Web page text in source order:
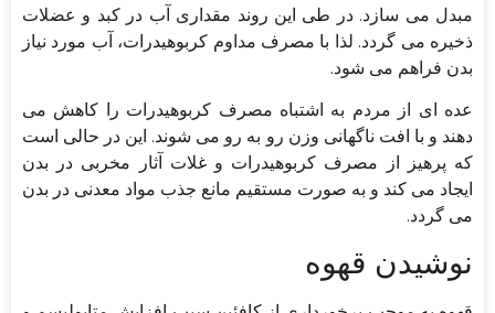
مبدل می سازد. در طی این روند مقداری آب در کبد و عضلات
ذخیره می گردد. لذا با مصرف مداوم کربوهیدرات، آب مورد نیاز
بدن فراهم می شود.
عده ای از مردم به اشتباه مصرف کربوهیدرات را کاهش می
دهند و با افت ناگهانی وزن رو به رو می شوند. این در حالی است
که پرهیز از مصرف کربوهیدرات و غلات آثار مخربی در بدن
ایجاد می کند و به صورت مستقیم مانع جذب مواد معدنی در بدن
می گردد.
نوشیدن قهوه